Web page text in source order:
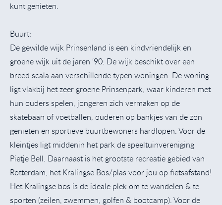
kunt genieten.
Buurt:
De gewilde wijk Prinsenland is een kindvriendelijk en
groene wijk uit de jaren ‘90. De wijk beschikt over een
breed scala aan verschillende typen woningen. De woning
ligt vlakbij het zeer groene Prinsenpark, waar kinderen met
hun ouders spelen, jongeren zich vermaken op de
skatebaan of voetballen, ouderen op bankjes van de zon
genieten en sportieve buurtbewoners hardlopen. Voor de
kleintjes ligt middenin het park de speeltuinvereniging
Pietje Bell. Daarnaast is het grootste recreatie gebied van
Rotterdam, het Kralingse Bos/plas voor jou op fietsafstand!
Het Kralingse bos is de ideale plek om te wandelen & te
sporten (zeilen, zwemmen, golfen & bootcamp). Voor de